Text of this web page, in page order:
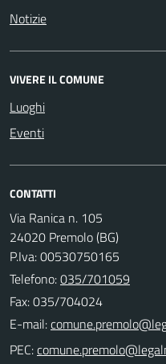
Notizie
VIVERE IL COMUNE
Luoghi
Eventi
CONTATTI
Via Ranica n. 105
24020 Premolo (BG)
P.Iva: 00530750165
Telefono:035/701059
Fax: 035/704024
E-mail:
PEC: